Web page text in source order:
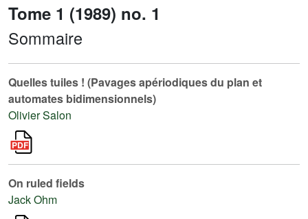
Tome 1 (1989) no. 1
Sommaire
Quelles tuiles ! (Pavages apériodiques du plan et
automates bidimensionnels)
Olivier Salon
On ruled fields
Jack Ohm